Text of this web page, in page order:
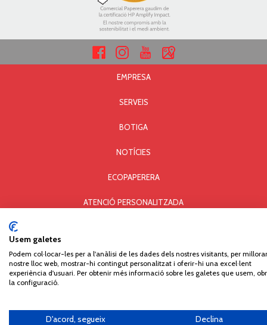
EMPRESA
SERVEIS
BOTIGA
NOTÍCIES
ECOPAPERERA
ATENCIÓ PERSONALITZADA
POLÍTICA DE COOKIES
Comercial Paperera i Materials d'Oficina, S.L. © Copyright - All rights reserved. Carrer Can
Pau Birol, 14 - Pol. Ind. Mas Xirgu - 17005 GIRONA - Tel. 972 406 301 - Fax 972 405 930
Usem galetes
Podem col·locar-les per a l'anàlisi de les dades dels nostres visitants, per
nostre lloc web, mostrar-hi contingut personalitzat i oferir-hi una excel·lent
experiència d'usuari. Per obtenir més informació sobre les galetes que usem,
la configuració.
D'acord, segueix Declina